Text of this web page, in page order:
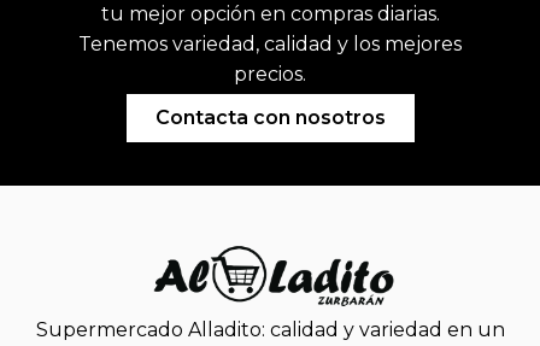
tu mejor opción en compras diarias.
Tenemos variedad, calidad y los mejores
precios.
Contacta con nosotros
Supermercado Alladito: calidad y variedad en un